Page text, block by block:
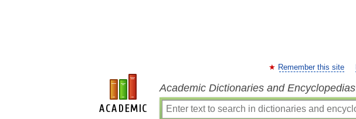
Remember this site
Academic Dictionaries and Encyclopedias